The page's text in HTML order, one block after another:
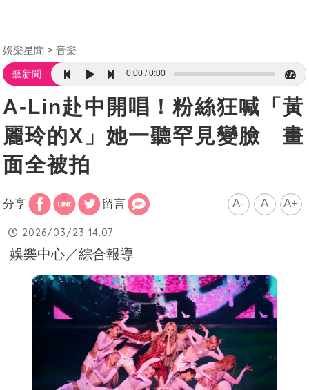
娛樂星聞 音樂
聽新聞 0:00 0:00
A-Lin赴中開唱！粉絲狂喊「黃
麗玲的X」她一聽罕見變臉 畫
面全被拍
分享 留言 A- A A+
2026/03/23 14:07
娛樂中心／綜合報導